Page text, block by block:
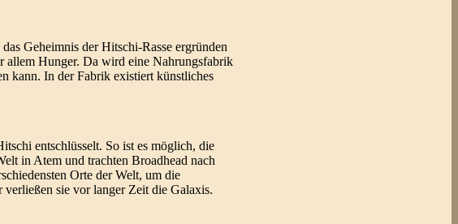
Geheimnis der Hitschi-Rasse ergründen
allem Hunger. Da wird eine Nahrungsfabrik
kann. In der Fabrik existiert künstliches
entschlüsselt. So ist es möglich, die
in Atem und trachten Broadhead nach
Orte der Welt, um die
sie vor langer Zeit die Galaxis.